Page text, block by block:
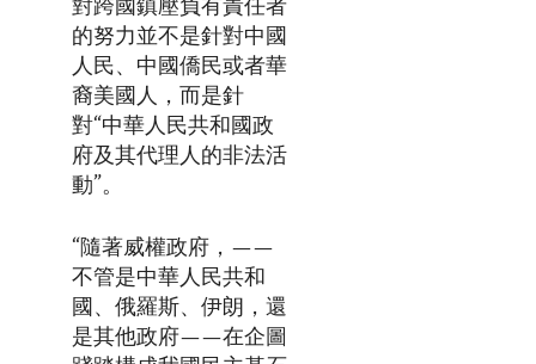
對跨國鎮壓負有責任者
的努力並不是針對中國
人民、中國僑民或者華
裔美國人，而是針
對“中華人民共和國政
府及其代理人的非法活
動”。
“隨著威權政府，——
不管是中華人民共和
國、俄羅斯、伊朗，還
是其他政府——在企圖